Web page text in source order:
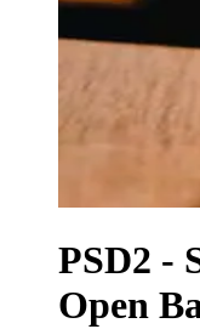
PSD2 -
Open